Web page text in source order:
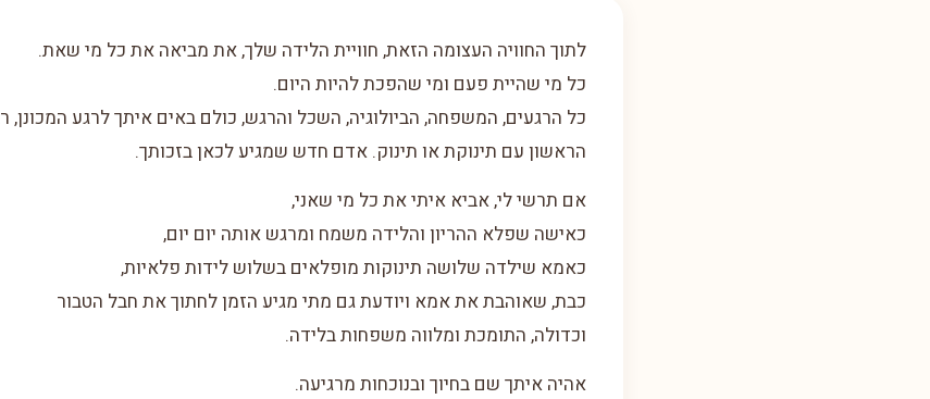
לתוך החוויה העצומה הזאת, חוויית הלידה שלך, את מביאה את כל מי שאת.
כל מי שהיית פעם ומי שהפכת להיות היום.
כל הרגעים, המשפחה, הביולוגיה, השכל והרגש, כולם באים איתך לרגע
הראשון עם תינוקת או תינוק. אדם חדש שמגיע לכאן בזכותך.
אם תרשי לי, אביא איתי את כל מי שאני,
כאישה שפלא ההריון והלידה משמח ומרגש אותה יום יום,
כאמא שילדה שלושה תינוקות מופלאים בשלוש לידות פלאיות,
כבת, שאוהבת את אמא ויודעת גם מתי מגיע הזמן לחתוך את חבל הטבור
וכדולה, התומכת ומלווה משפחות בלידה.
אהיה איתך שם בחיוך ובנוכחות מרגיעה.